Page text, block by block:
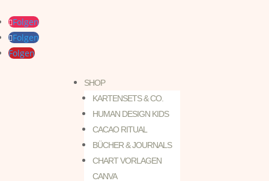
Folgen
Folgen
Folgen
SHOP
KARTENSETS & CO.
HUMAN DESIGN KIDS
CACAO RITUAL
BÜCHER & JOURNALS
CHART VORLAGEN
CANVA